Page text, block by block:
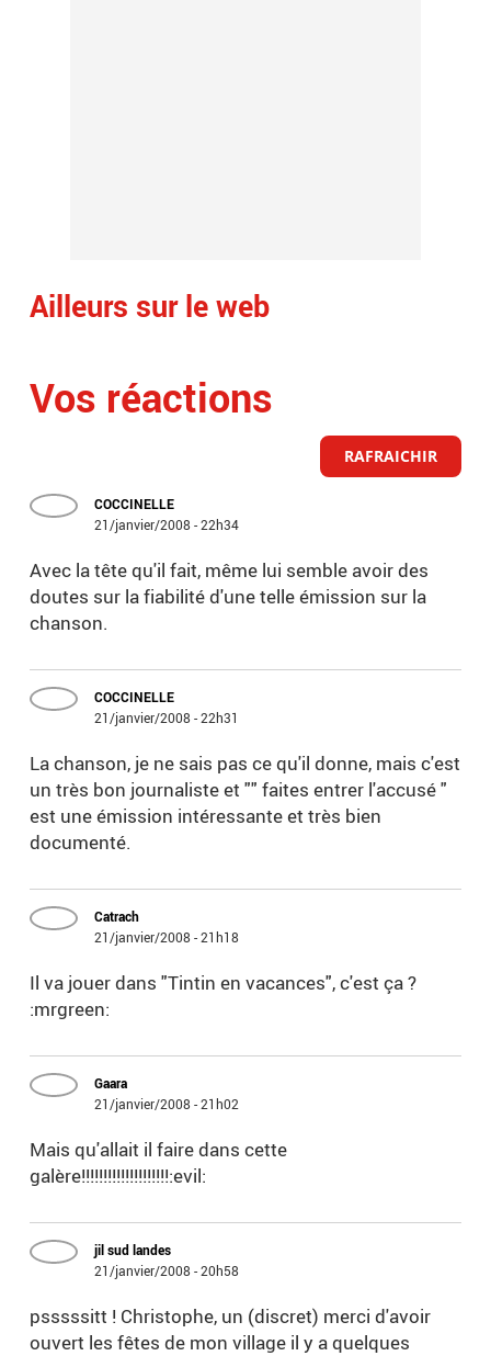
Ailleurs sur le web
Vos réactions
RAFRAICHIR
COCCINELLE
21/janvier/2008 - 22h34
Avec la tête qu'il fait, même lui semble avoir des
doutes sur la fiabilité d'une telle émission sur la
chanson.
COCCINELLE
21/janvier/2008 - 22h31
La chanson, je ne sais pas ce qu'il donne, mais c'est
un très bon journaliste et "" faites entrer l'accusé "
est une émission intéressante et très bien
documenté.
Catrach
21/janvier/2008 - 21h18
Il va jouer dans "Tintin en vacances", c'est ça ?
:mrgreen:
Gaara
21/janvier/2008 - 21h02
Mais qu'allait il faire dans cette
galère!!!!!!!!!!!!!!!!!!!!:evil:
jil sud landes
21/janvier/2008 - 20h58
psssssitt ! Christophe, un (discret) merci d'avoir
ouvert les fêtes de mon village il y a quelques